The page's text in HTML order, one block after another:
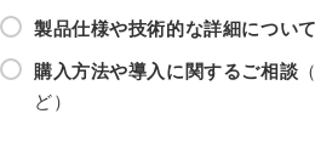
製品仕様や技術的な詳細について
購入方法や導入に関するご相談
ど）